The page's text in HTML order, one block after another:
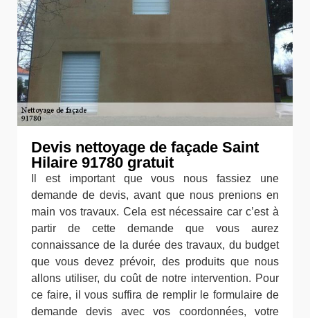
Devis nettoyage de façade Saint
Hilaire 91780 gratuit
Il est important que vous nous fassiez une
demande de devis, avant que nous prenions en
main vos travaux. Cela est nécessaire car c’est à
partir de cette demande que vous aurez
connaissance de la durée des travaux, du budget
que vous devez prévoir, des produits que nous
allons utiliser, du coût de notre intervention. Pour
ce faire, il vous suffira de remplir le formulaire de
demande devis avec vos coordonnées, votre